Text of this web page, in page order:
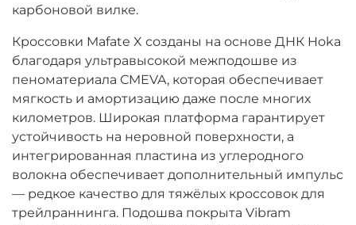
карбоновой вилке.
Кроссовки Mafate X созданы на основе ДНК Hoka
благодаря ультравысокой межподошве из
пеноматериала CMEVA, которая обеспечивает
мягкость и амортизацию даже после многих
километров. Широкая платформа гарантирует
устойчивость на неровной поверхности, а
интегрированная пластина из углеродного
волокна обеспечивает дополнительный импульс
— редкое качество для тяжёлых кроссовок для
трейлраннинга. Подошва покрыта Vibram